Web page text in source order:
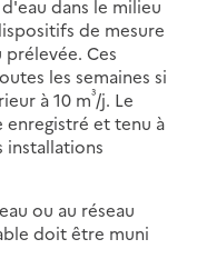
dans le milieu
de mesure
Ces
les semaines si
à 10 m³/j. Le
enregistré et tenu à
installations
ou au réseau
doit être muni